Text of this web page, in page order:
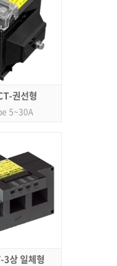
권선형
5~30A
3상 일체형